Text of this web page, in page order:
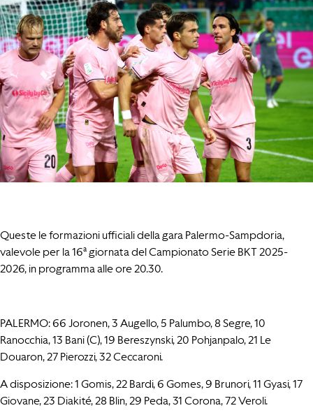
Queste le formazioni ufficiali della gara Palermo-Sampdoria,
valevole per la 16ª giornata del Campionato Serie BKT 2025-
2026, in programma alle ore 20.30.
PALERMO: 66 Joronen, 3 Augello, 5 Palumbo, 8 Segre, 10
Ranocchia, 13 Bani (C), 19 Bereszynski, 20 Pohjanpalo, 21 Le
Douaron, 27 Pierozzi, 32 Ceccaroni.
A disposizione: 1 Gomis, 22 Bardi, 6 Gomes, 9 Brunori, 11 Gyasi, 17
Giovane, 23 Diakité, 28 Blin, 29 Peda, 31 Corona, 72 Veroli.